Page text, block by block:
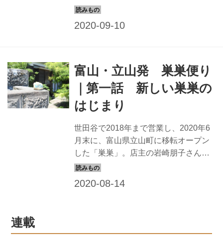
は、新しい土地に馴染みながら、新し
いお店づくりを始めました。岩崎さん
かな恵みについてのお話です。
富山・立山発 巣巣便り
｜第一話 新しい巣巣の
はじまり
世田谷で2018年まで営業し、2020年6
月末に、富山県立山町に移転オープン
した「巣巣」。店主の岩崎朋子さん
は、新しい土地に馴染みながら、新し
いお店づくりを始めました。岩崎さん
連載